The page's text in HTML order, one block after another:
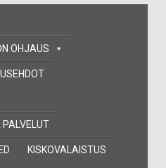
OHJAUS
KISKOVALAISTUS